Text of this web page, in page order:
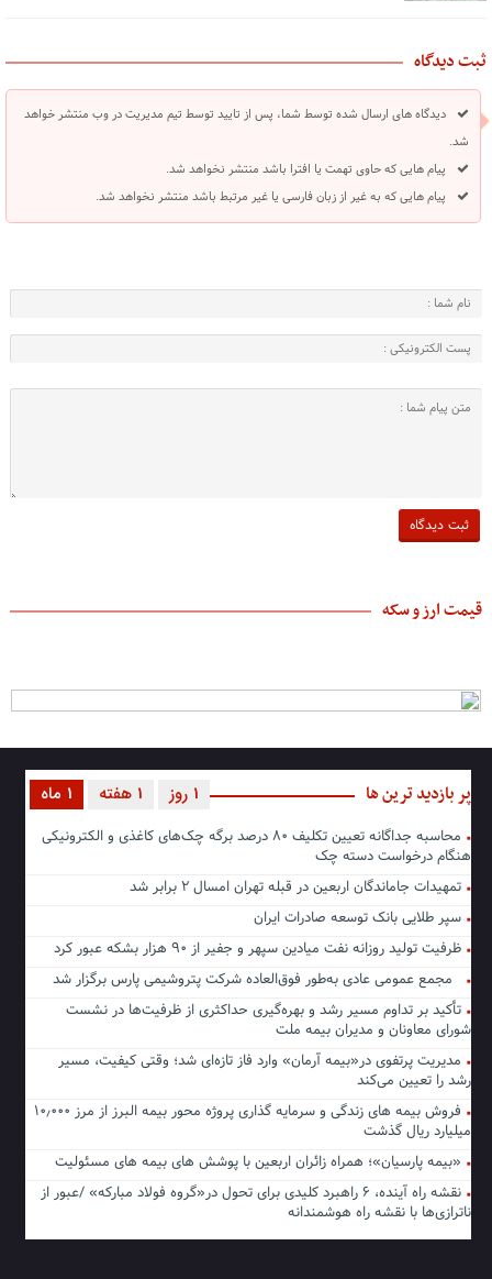
ثبت دیدگاه
دیدگاه های ارسال شده توسط شما، پس از تایید توسط تیم مدیریت در وب منتشر خواهد
شد.
پیام هایی که حاوی تهمت یا افترا باشد منتشر نخواهد شد.
پیام هایی که به غیر از زبان فارسی یا غیر مرتبط باشد منتشر نخواهد شد.
قیمت ارز و سکه
پر بازدید ترین ها 1 ماه 1 هفته 1 روز
محاسبه جداگانه تعیین تکلیف ۸۰ درصد برگه چک‌های کاغذی و الکترونیکی
هنگام درخواست دسته چک
تمهیدات جاماندگان اربعین در قبله تهران امسال ۲ برابر شد
سپر طلایی بانک توسعه صادرات ایران
ظرفیت تولید روزانه نفت میادین سپهر و جفیر از ۹۰ هزار بشکه عبور کرد
مجمع عمومی عادی به‌طور فوق‌العاده شرکت پتروشیمی پارس برگزار شد
تأکید بر تداوم مسیر رشد و بهره‌گیری حداکثری از ظرفیت‌ها در نشست
شورای معاونان و مدیران بیمه ملت
مدیریت پرتفوی در«بیمه آرمان» وارد فاز تازه‌ای شد؛ وقتی کیفیت، مسیر
رشد را تعیین می‌کند
فروش بیمه های زندگی و سرمایه گذاری پروژه محور بیمه البرز از مرز ۱۰٫۰۰۰
میلیارد ریال گذشت
«بیمه پارسیان»؛ همراه زائران اربعین با پوشش های بیمه های مسئولیت
نقشه راه آینده، ۶ راهبرد کلیدی برای تحول در«گروه فولاد مبارکه» /عبور از
ناترازی‌ها با نقشه راه هوشمندانه